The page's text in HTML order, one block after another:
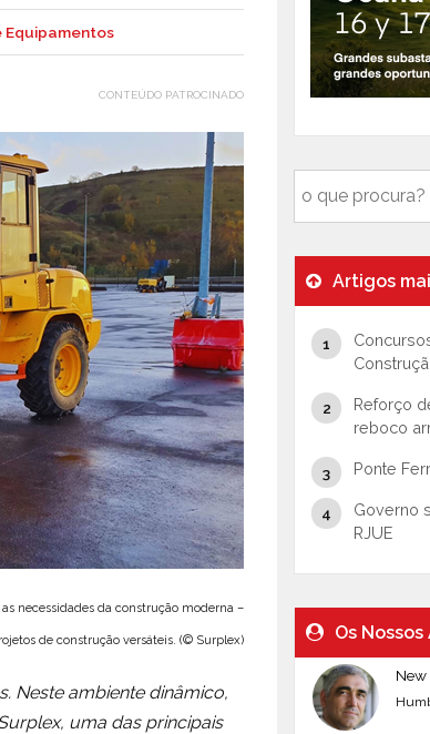
Equipamentos
CONTEÚDO PATROCINADO
necessidades da construção moderna –
de construção versáteis. (© Surplex)
Neste ambiente dinâmico,
uma das principais
Artigos
Reforço
reboco
Ponte
Governo
RJUE
Os
New